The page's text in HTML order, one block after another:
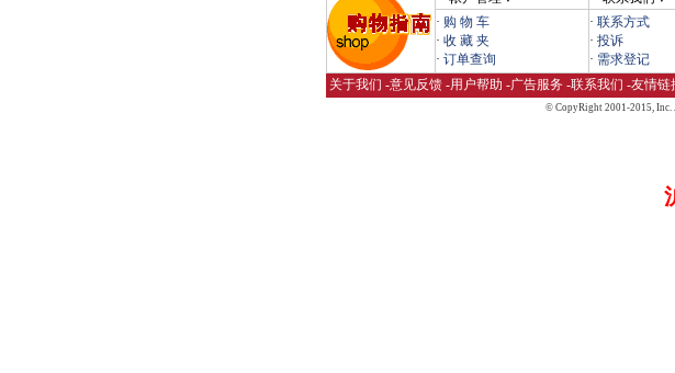
· 购 物 车
· 收 藏 夹
· 订单查询
· 联系方式
· 投诉
· 需求登记
关于我们 -意见反馈 -用户帮助 -广告服务 -联系我们 -友情链
© CopyRight 2001-2015,Inc.